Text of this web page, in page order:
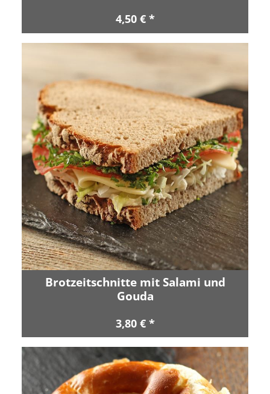
4,50 € *
Brotzeitschnitte mit Salami und
Gouda
3,80 € *